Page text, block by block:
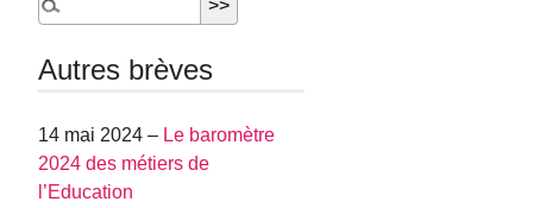
Autres brèves
14 mai 2024 – Le baromètre
2024 des métiers de
l’Education